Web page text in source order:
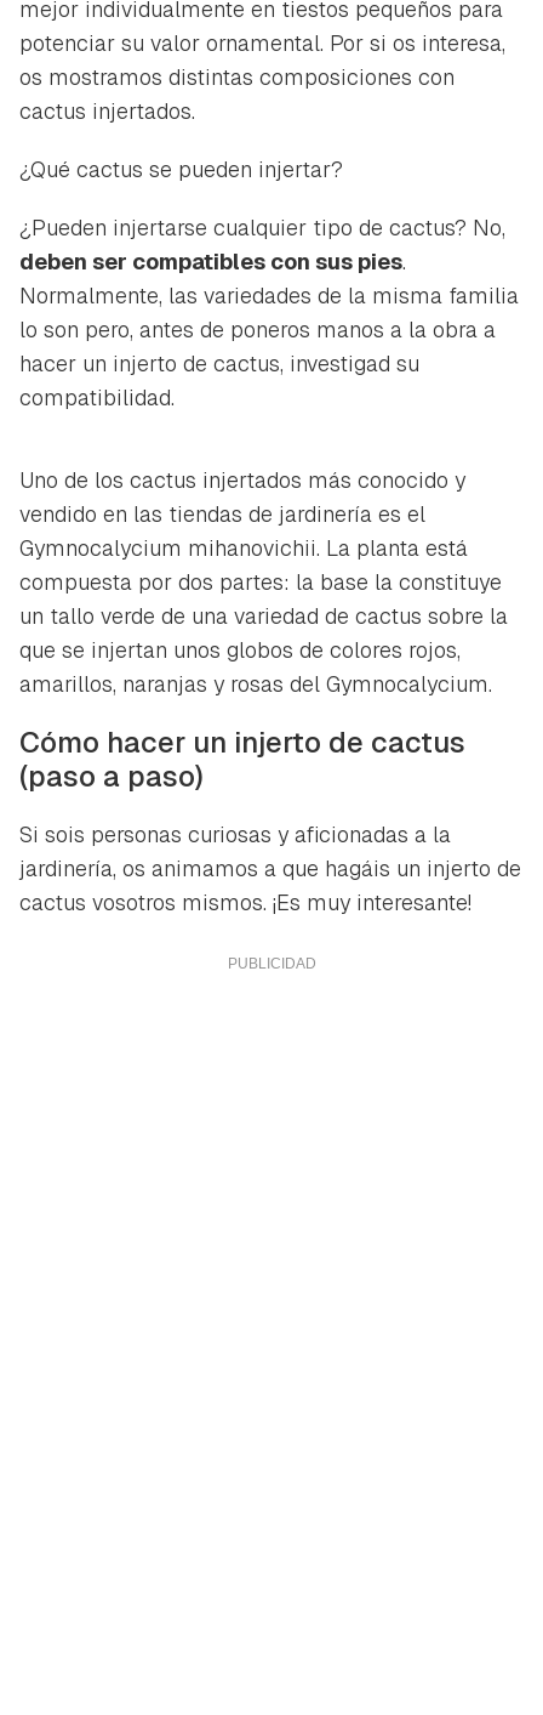
mejor individualmente en tiestos pequeños para
potenciar su valor ornamental. Por si os interesa,
os mostramos distintas composiciones con
cactus injertados.
¿Qué cactus se pueden injertar?
¿Pueden injertarse cualquier tipo de cactus? No,
deben ser compatibles con sus pies.
Normalmente, las variedades de la misma familia
lo son pero, antes de poneros manos a la obra a
hacer un injerto de cactus, investigad su
compatibilidad.
Uno de los cactus injertados más conocido y
vendido en las tiendas de jardinería es el
Gymnocalycium mihanovichii. La planta está
compuesta por dos partes: la base la constituye
un tallo verde de una variedad de cactus sobre la
que se injertan unos globos de colores rojos,
amarillos, naranjas y rosas del Gymnocalycium.
Cómo hacer un injerto de cactus
(paso a paso)
Si sois personas curiosas y aficionadas a la
jardinería, os animamos a que hagáis un injerto de
cactus vosotros mismos. ¡Es muy interesante!